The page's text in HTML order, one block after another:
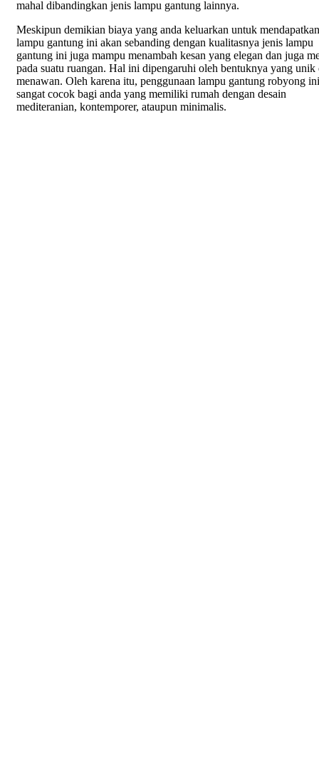
mahal dibandingkan jenis lampu gantung lainnya.
Meskipun demikian biaya yang anda keluarkan untuk mendapatkan
lampu gantung ini akan sebanding dengan kualitasnya jenis lampu
gantung ini juga mampu menambah kesan yang elegan dan juga
pada suatu ruangan. Hal ini dipengaruhi oleh bentuknya yang unik
menawan. Oleh karena itu, penggunaan lampu gantung robyong ini
sangat cocok bagi anda yang memiliki rumah dengan desain
mediteranian, kontemporer, ataupun minimalis.